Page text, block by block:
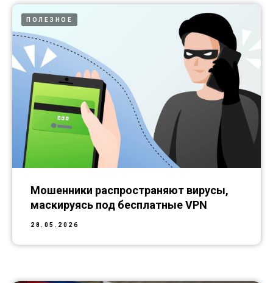
ПОЛЕЗНОЕ
Мошенники распространяют вирусы,
маскируясь под бесплатные VPN
28.05.2026